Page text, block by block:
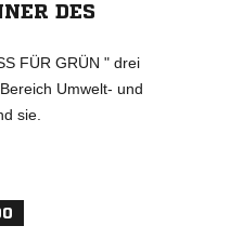
DES
FÜR GRÜN " drei
Umwelt- und
sie.